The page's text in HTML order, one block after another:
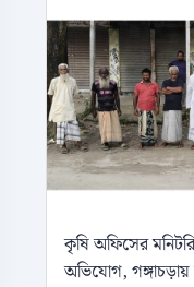
কৃষি অফিসের
অভিযোগ,